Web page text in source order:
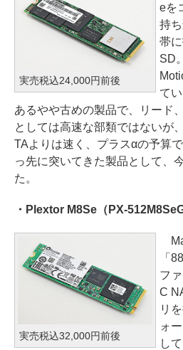
実売税込24,000円前後
eを
持
帯
SD
て
あるやや古めの製品で、リード
としては高速な部類ではないが
TAよりは速く、プラスαの予算
っ先に突いてきた製品として、
た。
・Plextor M8Se（PX-
実売税込32,000円前後
「
フ
C
リ
ォ
し